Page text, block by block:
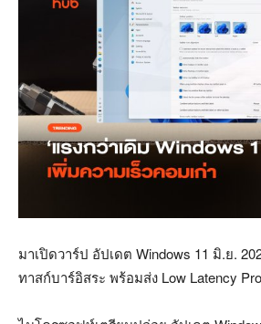
มาเปิดวาร์ป อัปเดต Windows 11 มิ.ย.
ทาสก์บาร์อิสระ พร้อมส่ง Low Latency